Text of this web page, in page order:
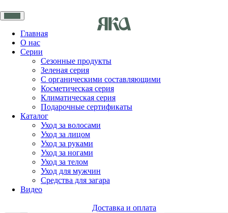
Главная
О нас
Серии
Сезонные продукты
Зеленая серия
С органическими составляющими
Косметическая серия
Климатическая серия
Подарочные сертификаты
Каталог
Уход за волосами
Уход за лицом
Уход за руками
Уход за ногами
Уход за телом
Уход для мужчин
Средства для загара
Видео
Доставка и оплата